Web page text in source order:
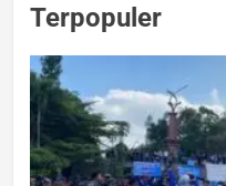
Terpopuler